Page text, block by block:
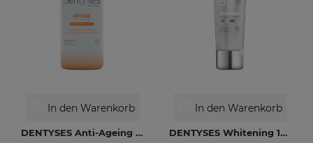
In den Warenkorb
DENTYSES Anti-Ageing Mouthwash
In den Warenkorb
DENTYSES Whitening 100 ML